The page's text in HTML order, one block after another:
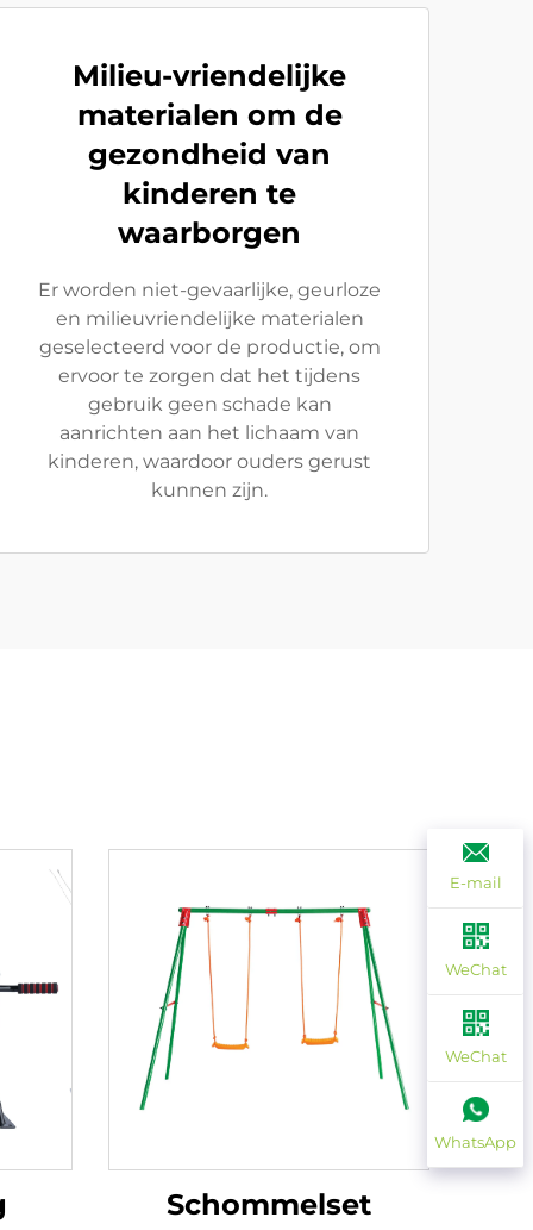
Milieu-vriendelijke
materialen om de
gezondheid van
kinderen te
waarborgen
Er worden niet-gevaarlijke, geurloze
en milieuvriendelijke materialen
geselecteerd voor de productie, om
ervoor te zorgen dat het tijdens
gebruik geen schade kan
aanrichten aan het lichaam van
kinderen, waardoor ouders gerust
kunnen zijn.
Schommelset
E-mail
WeChat
WeChat
WhatsApp